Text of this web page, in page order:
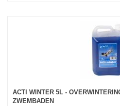
ACTI WINTER 5L -
ZWEMBADEN